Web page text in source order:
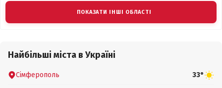
ПОКАЗАТИ ІНШІ ОБЛАСТІ
Найбільші міста в Україні
Сімферополь 33°